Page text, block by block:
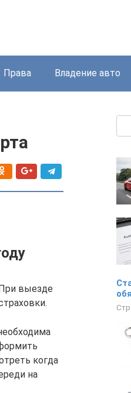
Права Владение авто
выезде
когда
на